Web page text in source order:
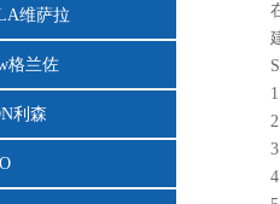
维萨拉
格兰佐
利森
S